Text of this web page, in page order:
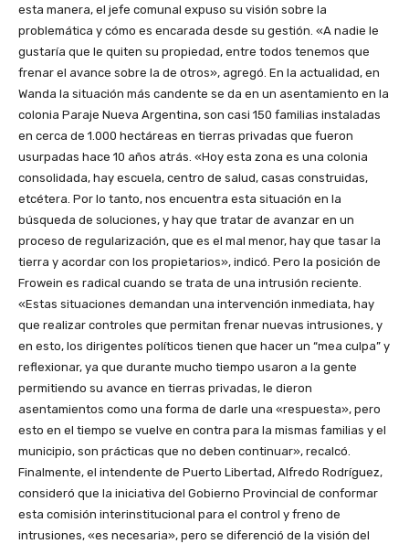
esta manera, el jefe comunal expuso su visión sobre la
problemática y cómo es encarada desde su gestión. «A nadie le
gustaría que le quiten su propiedad, entre todos tenemos que
frenar el avance sobre la de otros», agregó. En la actualidad, en
Wanda la situación más candente se da en un asentamiento en la
colonia Paraje Nueva Argentina, son casi 150 familias instaladas
en cerca de 1.000 hectáreas en tierras privadas que fueron
usurpadas hace 10 años atrás. «Hoy esta zona es una colonia
consolidada, hay escuela, centro de salud, casas construidas,
etcétera. Por lo tanto, nos encuentra esta situación en la
búsqueda de soluciones, y hay que tratar de avanzar en un
proceso de regularización, que es el mal menor, hay que tasar la
tierra y acordar con los propietarios», indicó. Pero la posición de
Frowein es radical cuando se trata de una intrusión reciente.
«Estas situaciones demandan una intervención inmediata, hay
que realizar controles que permitan frenar nuevas intrusiones, y
en esto, los dirigentes políticos tienen que hacer un “mea culpa” y
reflexionar, ya que durante mucho tiempo usaron a la gente
permitiendo su avance en tierras privadas, le dieron
asentamientos como una forma de darle una «respuesta», pero
esto en el tiempo se vuelve en contra para la mismas familias y el
municipio, son prácticas que no deben continuar», recalcó.
Finalmente, el intendente de Puerto Libertad, Alfredo Rodríguez,
consideró que la iniciativa del Gobierno Provincial de conformar
esta comisión interinstitucional para el control y freno de
intrusiones, «es necesaria», pero se diferenció de la visión del